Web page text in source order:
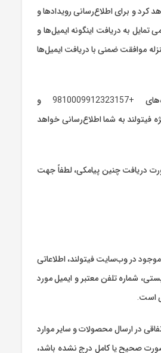
کرد و برای اطلاع‌رسانی رویدادها و
به دریافت اینگونه ایمیل‌ها و
موافقت ضمنی با دریافت ایمیل‌ها
تنها شماره‌هایی که فیتولند از طریق انها اقدام به ارتباط با کاربران و مشتریان خود با پیامک خواهد داشت شماره‌های +9810009912323157 و
فیتولند به شما اطلاع‌رسانی خواهد
دریافت چنین پیامکی، لطفاً جهت
در وب‌سایت فیتولند، اطلاعاتی
شماره تلفن معتبر و ایمیل مورد
است.
در ارسال محصولات و سایر موارد
صحیح یا کامل درج نشده باشد،